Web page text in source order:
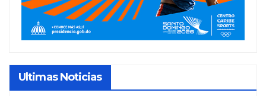
Ultimas Noticias